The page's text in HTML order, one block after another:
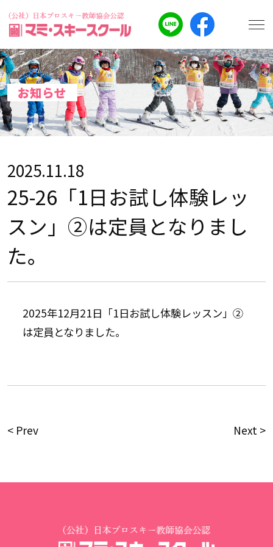
お知らせ
2025.11.18
25-26「1日お試し体験レッ
スン」②は定員となりまし
た。
2025年12月21日「1日お試し体験レッスン」②
は定員となりました。
< Prev Next >